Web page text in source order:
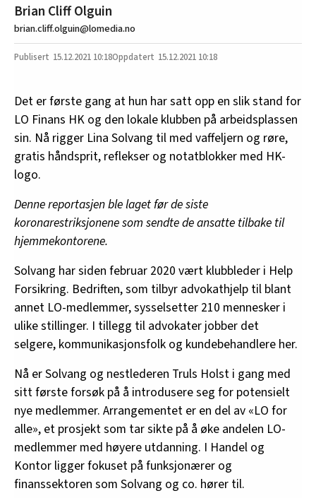
Brian Cliff Olguin
brian.cliff.olguin@lomedia.no
15.12.2021 10:18 15.12.2021 10:18
Det er første gang at hun har satt opp en slik stand for
LO Finans HK og den lokale klubben på arbeidsplassen
sin. Nå rigger Lina Solvang til med vaffeljern og røre,
gratis håndsprit, reflekser og notatblokker med HK-
logo.
Denne reportasjen ble laget før de siste
koronarestriksjonene som sendte de ansatte tilbake til
hjemmekontorene.
Solvang har siden februar 2020 vært klubbleder i Help
Forsikring. Bedriften, som tilbyr advokathjelp til blant
annet LO-medlemmer, sysselsetter 210 mennesker i
ulike stillinger. I tillegg til advokater jobber det
selgere, kommunikasjonsfolk og kundebehandlere her.
Nå er Solvang og nestlederen Truls Holst i gang med
sitt første forsøk på å introdusere seg for potensielt
nye medlemmer. Arrangementet er en del av «LO for
alle», et prosjekt som tar sikte på å øke andelen LO-
medlemmer med høyere utdanning. I Handel og
Kontor ligger fokuset på funksjonærer og
finanssektoren som Solvang og co. hører til.